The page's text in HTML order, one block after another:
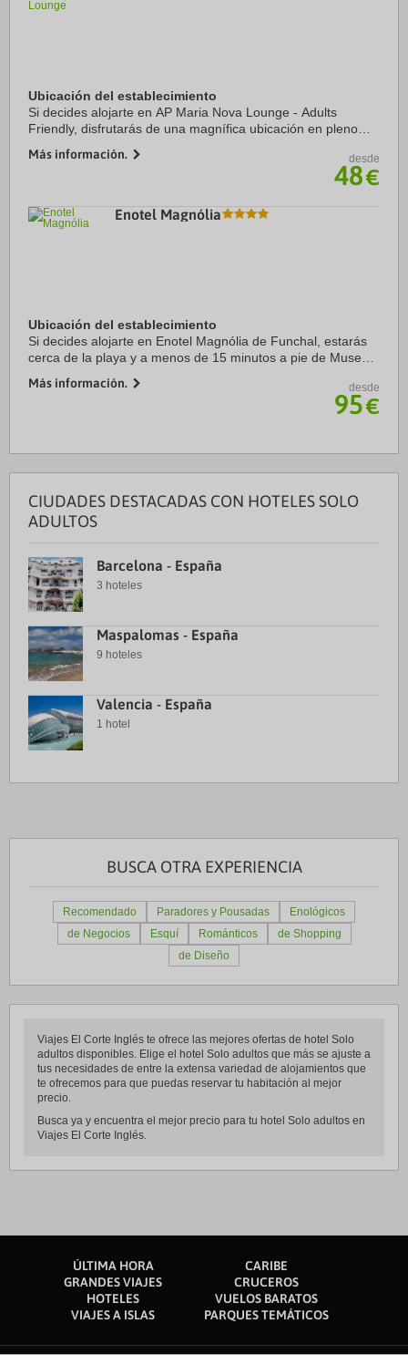
Ubicación del establecimiento
Si decides alojarte en AP Maria Nova Lounge - Adults
Friendly, disfrutarás de una magnífica ubicación en pleno
apenas 5 min a pie de Puente romano. ...
Más información. desde
48€
Enotel Magnólia
Ubicación del establecimiento
Si decides alojarte en Enotel Magnólia de Funchal, estarás
cerca de la playa y a menos de 15 minutos a pie de Museo
se encuentra a 1 km de Casino ...
Más información. desde
95€
CIUDADES DESTACADAS CON HOTELES SOLO
ADULTOS
Barcelona - España
3 hoteles
Maspalomas - España
9 hoteles
Valencia - España
1 hotel
BUSCA OTRA EXPERIENCIA
Recomendado Paradores y Pousadas
Enológicos
de Negocios
Esquí Románticos
de Shopping
de Diseño
Viajes El Corte Inglés te ofrece las mejores ofertas de hotel Solo
adultos disponibles. Elige el hotel Solo adultos que más se ajuste a
tus necesidades de entre la extensa variedad de alojamientos que
te ofrecemos para que puedas reservar tu habitación al mejor
precio.
Busca ya y encuentra el mejor precio para tu hotel Solo adultos en
Viajes El Corte Inglés.
ÚLTIMA HORA
CARIBE
GRANDES VIAJES
CRUCEROS
HOTELES
VUELOS BARATOS
VIAJES A ISLAS
PARQUES TEMÁTICOS